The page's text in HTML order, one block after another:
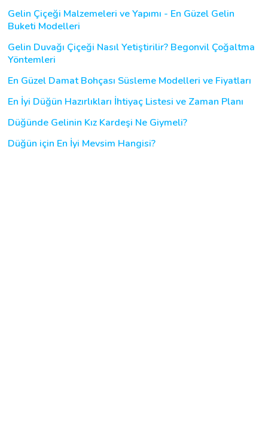
Gelin Çiçeği Malzemeleri ve Yapımı - En Güzel Gelin
Buketi Modelleri
Gelin Duvağı Çiçeği Nasıl Yetiştirilir? Begonvil Çoğaltma
Yöntemleri
En Güzel Damat Bohçası Süsleme Modelleri ve Fiyatları
En İyi Düğün Hazırlıkları İhtiyaç Listesi ve Zaman Planı
Düğünde Gelinin Kız Kardeşi Ne Giymeli?
Düğün için En İyi Mevsim Hangisi?